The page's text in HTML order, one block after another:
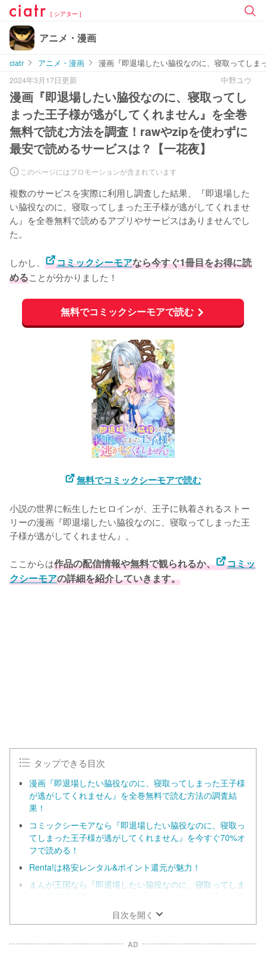
[ シアター ]
アニメ・漫画
ciatr アニメ・漫画
漫画『即退場したい脇役なのに、寝取ってしま
2024年3月17日更新
中野ユウ
漫画『即退場したい脇役なのに、寝取ってし
まった王子様が逃がしてくれません』を全巻
無料で読む方法を調査！rawやzipを使わずに
最安で読めるサービスは？【一花夜】
このページにはプロモーションが含まれています
複数のサービスを実際に利用し調査した結果、『即退場した
い脇役なのに、寝取ってしまった王子様が逃がしてくれませ
ん』を全巻無料で読めるアプリやサービスはありませんでし
た。
しかし、 コミックシーモアなら今すぐ1冊目をお得に読
めることが分かりました！
無料でコミックシーモアで読む
無料でコミックシーモアで読む
小説の世界に転生したヒロインが、王子に執着されるストー
リーの漫画『即退場したい脇役なのに、寝取ってしまった王
子様が逃がしてくれません』。
ここからは作品の配信情報や無料で観られるか、
コミッ
クシーモアの詳細を紹介していきます。
タップできる目次
漫画『即退場したい脇役なのに、寝取ってしまった王子様
が逃がしてくれません』を全巻無料で読む方法の調査結
果！
コミックシーモアなら『即退場したい脇役なのに、寝取っ
てしまった王子様が逃がしてくれません』を今すぐ70%オ
フで読める！
Renta!は格安レンタル&ポイント還元が魅力！
まんが王国なら『即退場したい脇役なのに、寝取ってしま
BookLiveなら『即退場したい脇役なのに、寝取ってしまっ
目次を開く
AD